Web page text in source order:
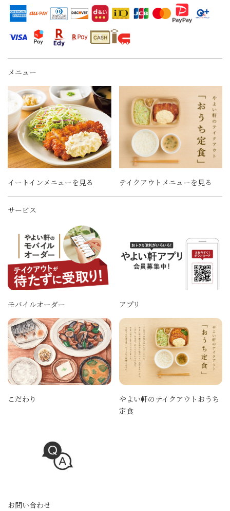
メニュー
イートインメニューを見る テイクアウトメニューを見る
サービス
モバイルオーダー アプリ
こだわり
やよい軒のテイクアウトおうち
定食
お問い合わせ